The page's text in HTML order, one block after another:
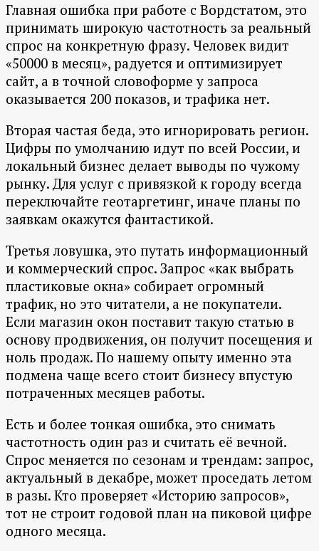
Главная ошибка при работе с Вордстатом, это
принимать широкую частотность за реальный
спрос на конкретную фразу. Человек видит
«50000 в месяц», радуется и оптимизирует
сайт, а в точной словоформе у запроса
оказывается 200 показов, и трафика нет.
Вторая частая беда, это игнорировать регион.
Цифры по умолчанию идут по всей России, и
локальный бизнес делает выводы по чужому
рынку. Для услуг с привязкой к городу всегда
переключайте геотаргетинг, иначе планы по
заявкам окажутся фантастикой.
Третья ловушка, это путать информационный
и коммерческий спрос. Запрос «как выбрать
пластиковые окна» собирает огромный
трафик, но это читатели, а не покупатели.
Если магазин окон поставит такую статью в
основу продвижения, он получит посещения и
ноль продаж. По нашему опыту именно эта
подмена чаще всего стоит бизнесу впустую
потраченных месяцев работы.
Есть и более тонкая ошибка, это снимать
частотность один раз и считать её вечной.
Спрос меняется по сезонам и трендам: запрос,
актуальный в декабре, может проседать летом
в разы. Кто проверяет «Историю запросов»,
тот не строит годовой план на пиковой цифре
одного месяца.